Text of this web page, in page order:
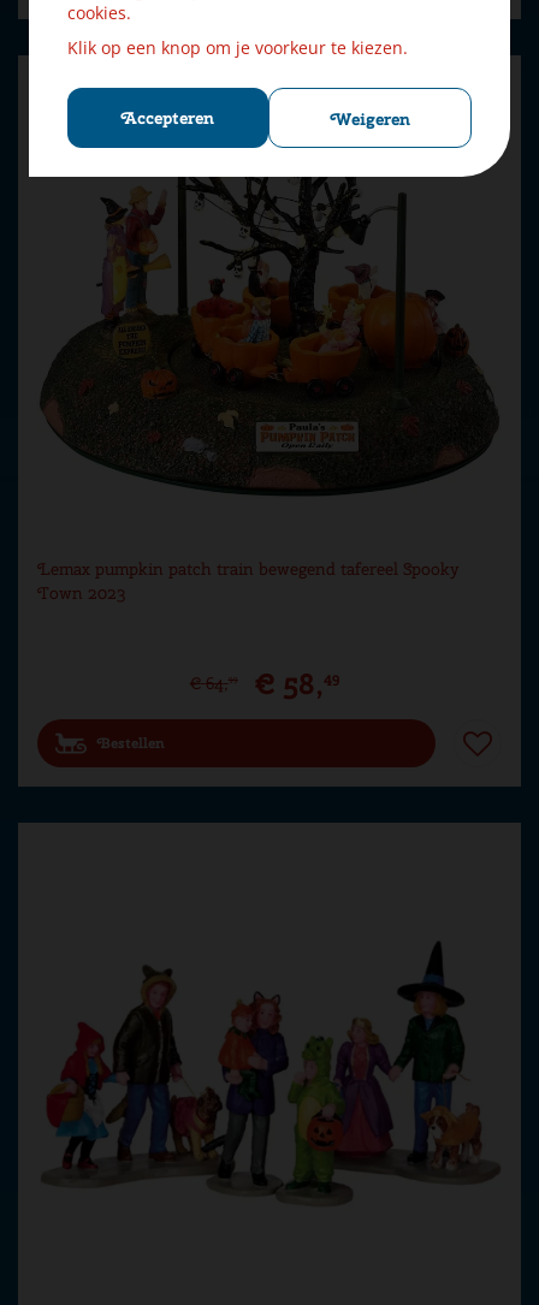
cookies.
Klik op een knop om je voorkeur te kiezen.
Accepteren Weigeren
Lemax pumpkin patch train bewegend tafereel Spooky
Town 2023
€ 64,99 € 58,49
Bestellen